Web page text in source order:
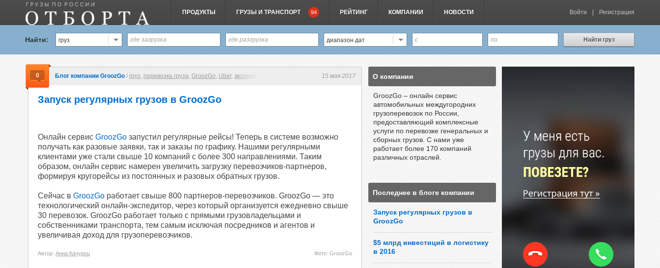
ПРОДУКТЫ ГРУЗЫ И ТРАНСПОРТ 94 РЕЙТИНГ КОМПАНИИ НОВОСТИ Войти Регистрация
Найти: груз диапазон дат Найти груз
0 Блог компании GroozGo / груз, перевозка груза, GroozGo, Uber, экспедитор сервис, экспедиция Новости грузоперевозок
15 мая 2017
Запуск регулярных грузов в GroozGo
Онлайн сервис GroozGo запустил регулярные рейсы! Теперь в системе возможно
получать как разовые заявки, так и заказы по графику. Нашими регулярными
клиентами уже стали свыше 10 компаний с более 300 направлениями. Таким
образом, онлайн сервис намерен увеличить загрузку перевозчиков-партнеров,
формируя кругорейсы из постоянных и разовых обратных грузов.
Сейчас в GroozGo работает свыше 800 партнеров-перевозчиков. GroozGo — это
технологический онлайн-экспедитор, через который организуется ежедневно свыше
30 перевозок. GroozGo работает только с прямыми грузовладельцами и
собственниками транспорта, тем самым исключая посредников и агентов и
увеличивая доход для грузоперевозчиков.
Автор: Анна Качурец Фото: GroozGo
О компании
GroozGo – онлайн сервис
автомобильных междугородних
грузоперевозок по России,
предоставляющий комплексные
услуги по перевозке генеральных и
сборных грузов. С нами уже
работает более 170 компаний
различных отраслей.
Последнее в блоге компании
Запуск регулярных грузов в
GroozGo
$5 млрд инвестиций в логистику
в 2016